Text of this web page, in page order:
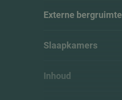
Externe bergruimte
Slaapkamers
Inhoud